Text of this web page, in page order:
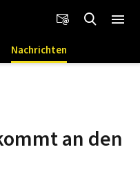
Nachrichten
an den